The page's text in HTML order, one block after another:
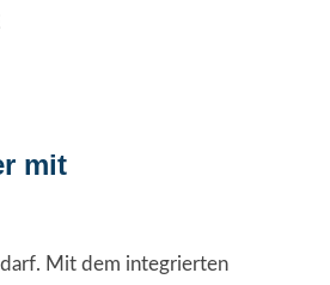
mit
Mit dem integrierten